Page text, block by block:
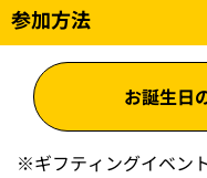
参加方法
お誕生日
※ギフティングイベン